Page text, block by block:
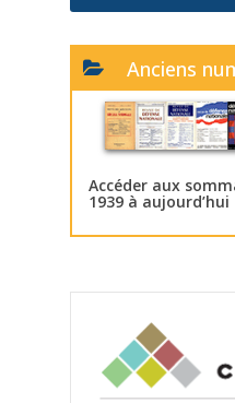
Anciens
Accéder aux
1939 à aujourd’hui